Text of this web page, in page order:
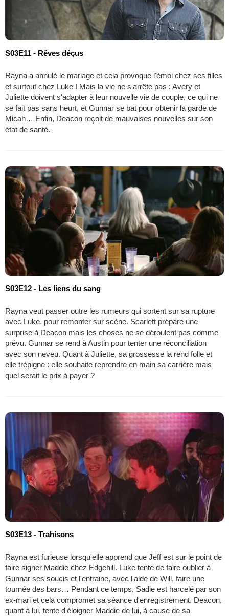
S03E11 - Rêves déçus
Rayna a annulé le mariage et cela provoque l'émoi chez ses filles
et surtout chez Luke ! Mais la vie ne s'arrête pas : Avery et
Juliette doivent s'adapter à leur nouvelle vie de couple, ce qui ne
se fait pas sans heurt, et Gunnar se bat pour obtenir la garde de
Micah… Enfin, Deacon reçoit de mauvaises nouvelles sur son
état de santé.
S03E12 - Les liens du sang
Rayna veut passer outre les rumeurs qui sortent sur sa rupture
avec Luke, pour remonter sur scène. Scarlett prépare une
surprise à Deacon mais les choses ne se déroulent pas comme
prévu. Gunnar se rend à Austin pour tenter une réconciliation
avec son neveu. Quant à Juliette, sa grossesse la rend folle et
elle trépigne : elle souhaite reprendre en main sa carrière mais
quel serait le prix à payer ?
S03E13 - Trahisons
Rayna est furieuse lorsqu'elle apprend que Jeff est sur le point de
faire signer Maddie chez Edgehill. Luke tente de faire oublier à
Gunnar ses soucis et l'entraine, avec l'aide de Will, faire une
tournée des bars… Pendant ce temps, Sadie est harcelé par son
ex-mari et cela compromet sa séance d'enregistrement. Deacon,
quant à lui, tente d'éloigner Maddie de lui, à cause de sa